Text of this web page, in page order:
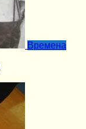
Времена